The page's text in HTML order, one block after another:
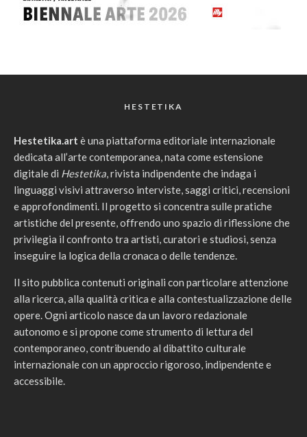
HESTETIKA
Hestetika.art è una piattaforma editoriale internazionale
dedicata all’arte contemporanea, nata come estensione
digitale di Hestetika, rivista indipendente che indaga i
linguaggi visivi attraverso interviste, saggi critici, recensioni
e approfondimenti. Il progetto si concentra sulle pratiche
artistiche del presente, offrendo uno spazio di riflessione che
privilegia il confronto tra artisti, curatori e studiosi, senza
inseguire la logica della cronaca o delle tendenze.
Il sito pubblica contenuti originali con particolare attenzione
alla ricerca, alla qualità critica e alla contestualizzazione delle
opere. Ogni articolo nasce da un lavoro redazionale
autonomo e si propone come strumento di lettura del
contemporaneo, contribuendo al dibattito culturale
internazionale con un approccio rigoroso, indipendente e
accessibile.